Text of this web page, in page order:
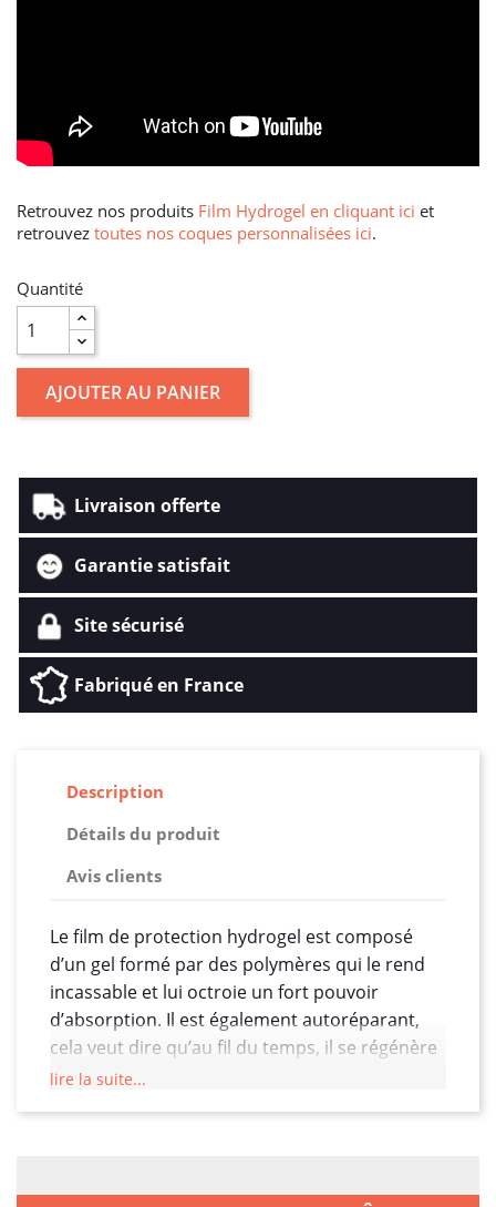
Retrouvez nos produits Film Hydrogel en cliquant ici et
retrouvez toutes nos coques personnalisées ici.
Quantité
AJOUTER AU PANIER
Livraison offerte
Garantie satisfait
Site sécurisé
Fabriqué en France
Description
Détails du produit
Avis clients
Le film de protection hydrogel est composé
d’un gel formé par des polymères qui le rend
incassable et lui octroie un fort pouvoir
d’absorption. Il est également autoréparant,
cela veut dire qu’au fil du temps, il se régénère
pour retrouver son état initial. Dites donc
lire la suite...